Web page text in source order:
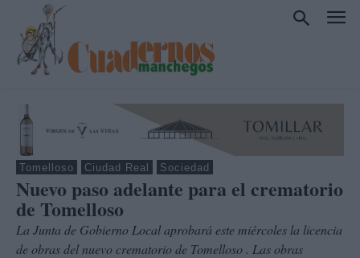
Tomelloso Ciudad Real Sociedad
Nuevo paso adelante para el crematorio
de Tomelloso
La Junta de Gobierno Local aprobará este miércoles la licencia
de obras del nuevo crematorio de Tomelloso . Las obras